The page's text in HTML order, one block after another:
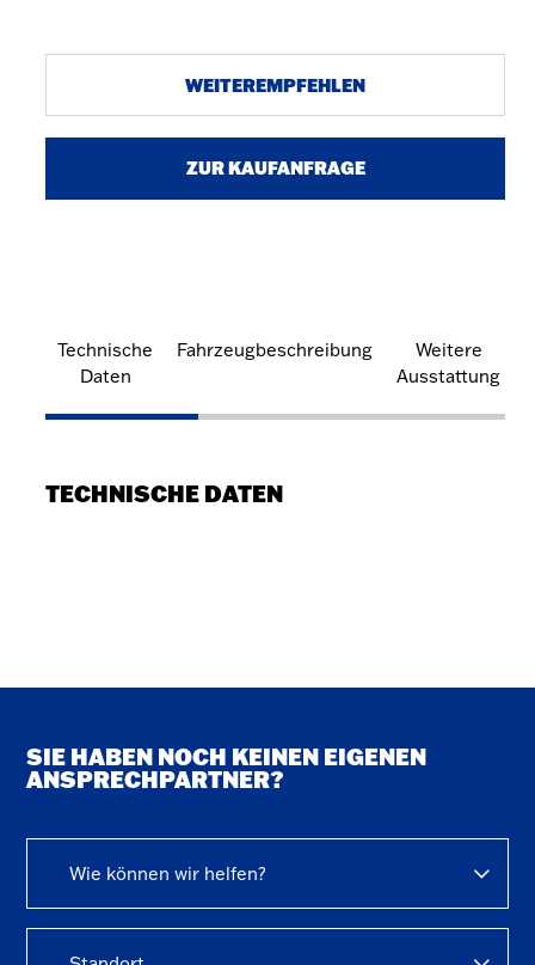
WEITEREMPFEHLEN
ZUR KAUFANFRAGE
Technische
Daten
Fahrzeugbeschreibung
Weitere
Ausstattung
TECHNISCHE DATEN
SIE HABEN NOCH KEINEN EIGENEN
ANSPRECHPARTNER?
Wie können wir helfen?